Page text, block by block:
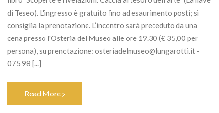
di Teseo). L'ingresso è gratuito fino ad esaurimento posti; si
consiglia la prenotazione. L’incontro sarà preceduto da una
cena presso l'Osteria del Museo alle ore 19.30 (€ 35,00 per
persona), su prenotazione: osteriadelmuseo@lungarotti.it -
075 98 [...]
Read More